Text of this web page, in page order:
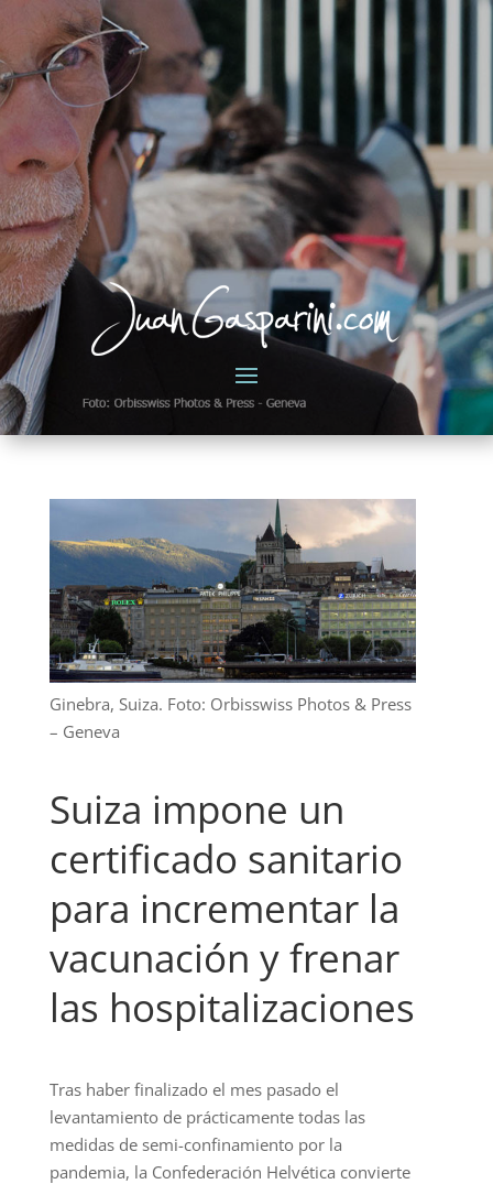
Ginebra, Suiza. Foto: Orbisswiss Photos & Press
– Geneva
Suiza impone un
certificado sanitario
para incrementar la
vacunación y frenar
las hospitalizaciones
Tras haber finalizado el mes pasado el
levantamiento de prácticamente todas las
medidas de semi-confinamiento por la
pandemia, la Confederación Helvética convierte